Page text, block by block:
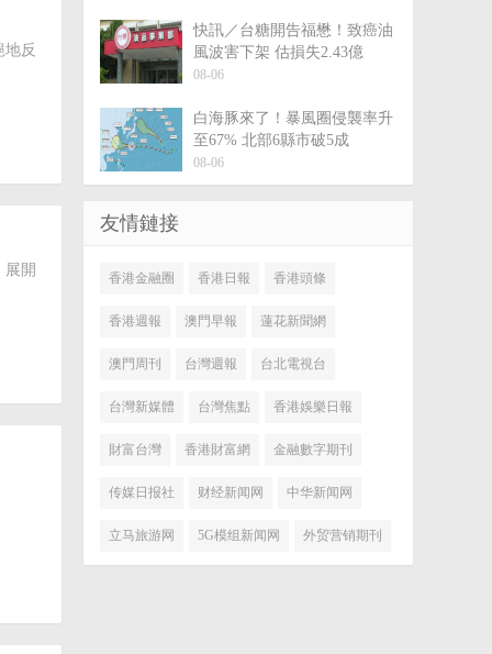
地反
展開
快訊／台糖開告福懋！致癌油
風波害下架 估損失2.43億
08-06
白海豚來了！暴風圈侵襲率升
至67% 北部6縣市破5成
08-06
友情鏈接
香港金融圈 香港日報 香港頭條
香港週報 澳門早報 蓮花新聞網
澳門周刊 台灣週報 台北電視台
台灣新媒體 台灣焦點 香港娛樂日報
財富台灣 香港財富網 金融數字期刊
传媒日报社 财经新闻网 中华新闻网
立马旅游网 5G模组新闻网 外贸营销期刊